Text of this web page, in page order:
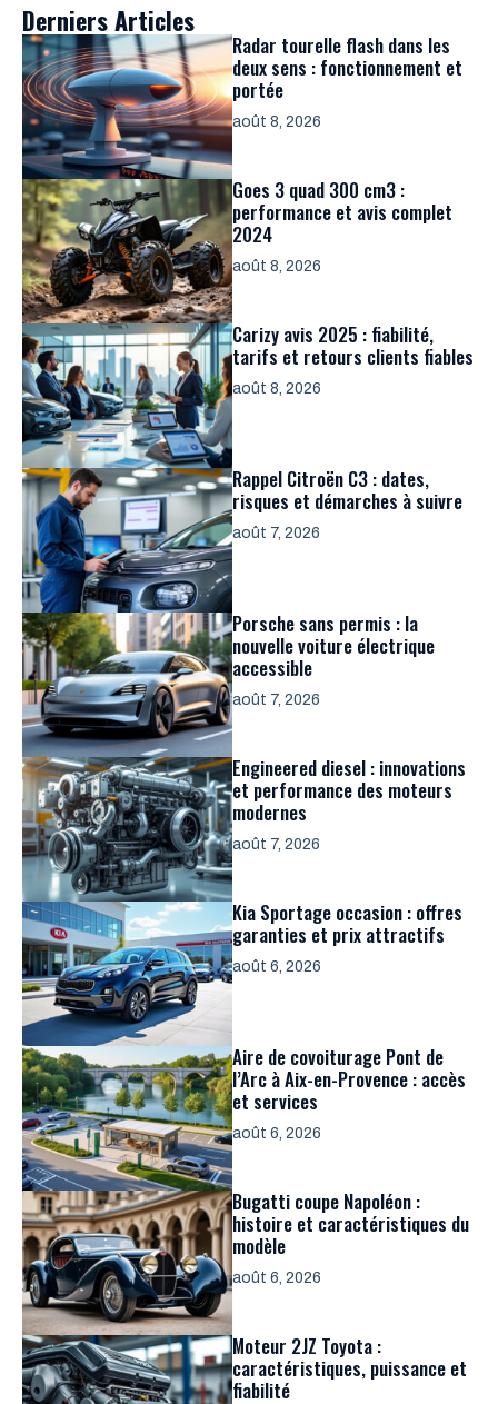
Derniers Articles
Radar tourelle flash dans les
deux sens : fonctionnement et
portée
août 8, 2026
Goes 3 quad 300 cm3 :
performance et avis complet
2024
août 8, 2026
Carizy avis 2025 : fiabilité,
tarifs et retours clients fiables
août 8, 2026
Rappel Citroën C3 : dates,
risques et démarches à suivre
août 7, 2026
Porsche sans permis : la
nouvelle voiture électrique
accessible
août 7, 2026
Engineered diesel : innovations
et performance des moteurs
modernes
août 7, 2026
Kia Sportage occasion : offres
garanties et prix attractifs
août 6, 2026
Aire de covoiturage Pont de
l’Arc à Aix-en-Provence : accès
et services
août 6, 2026
Bugatti coupe Napoléon :
histoire et caractéristiques du
modèle
août 6, 2026
Moteur 2JZ Toyota :
caractéristiques, puissance et
fiabilité